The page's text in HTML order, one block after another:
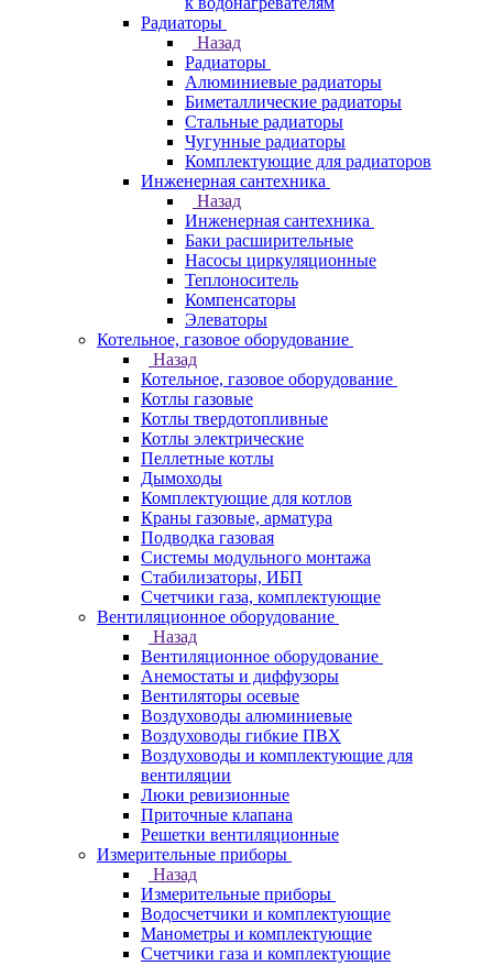
Радиаторы
Назад
Радиаторы
Алюминиевые радиаторы
Биметаллические радиаторы
Стальные радиаторы
Чугунные радиаторы
Комплектующие для радиаторов
Инженерная сантехника
Назад
Инженерная сантехника
Баки расширительные
Насосы циркуляционные
Теплоноситель
Компенсаторы
Элеваторы
Котельное, газовое оборудование
Назад
Котельное, газовое оборудование
Котлы газовые
Котлы твердотопливные
Котлы электрические
Пеллетные котлы
Дымоходы
Комплектующие для котлов
Краны газовые, арматура
Подводка газовая
Системы модульного монтажа
Стабилизаторы, ИБП
Счетчики газа, комплектующие
Вентиляционное оборудование
Назад
Вентиляционное оборудование
Анемостаты и диффузоры
Вентиляторы осевые
Воздуховоды алюминиевые
Воздуховоды гибкие ПВХ
Воздуховоды и комплектующие для
вентиляции
Люки ревизионные
Приточные клапана
Решетки вентиляционные
Измерительные приборы
Назад
Измерительные приборы
Водосчетчики и комплектующие
Манометры и комплектующие
Счетчики газа и комплектующие